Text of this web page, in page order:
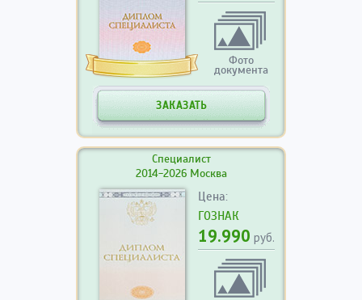
Фото
документа
ЗАКАЗАТЬ
Специалист
2014-2026 Москва
Цена:
ГОЗНАК
19.990 руб.